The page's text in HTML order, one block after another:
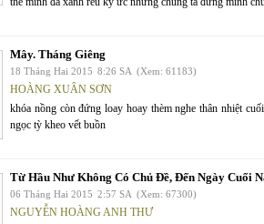
Mây. Tháng Giêng
18 Tháng Hai 2015 8:26 SA (Xem: 61183)
HOÀNG XUÂN SƠN
khóa nồng còn đứng loay hoay thèm nghe thân nhiệt
ngọc tỳ kheo vết buồn
Từ Hầu Như Không Có Chủ Đề, Đến Ngày Cuối
06 Tháng Hai 2015 2:57 SA (Xem: 67300)
NGUYỄN HOÀNG ANH THƯ